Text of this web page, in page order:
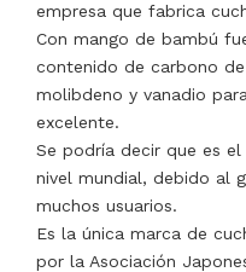
empresa que fabrica
Con mango de bambú
contenido de carbono
molibdeno y vanadio
excelente.
Se podría decir que es
nivel mundial, debido al
muchos usuarios.
Es la única marca de
por la Asociación